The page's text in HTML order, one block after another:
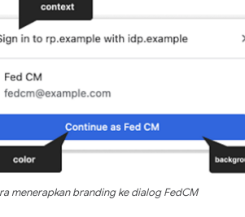
menerapkan branding ke dialog FedCM